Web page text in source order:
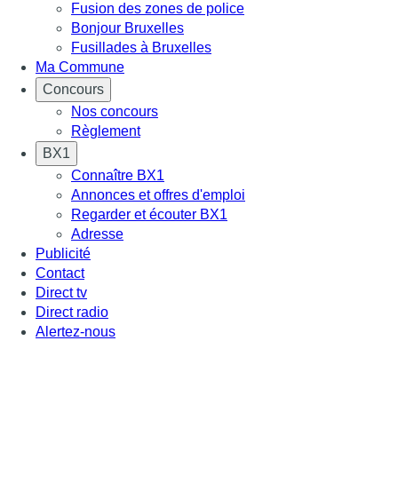
Fusion des zones de police
Bonjour Bruxelles
Fusillades à Bruxelles
Ma Commune
Concours
Nos concours
Règlement
BX1
Connaître BX1
Annonces et offres d'emploi
Regarder et écouter BX1
Adresse
Publicité
Contact
Direct tv
Direct radio
Alertez-nous